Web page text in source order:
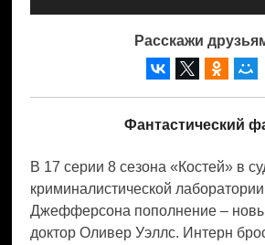
Расскажи
Фантастический
В 17 серии 8 сезона «Костей» в
криминалистической лаборатории
Джефферсона пополнение –
доктор Оливер Уэллс. Интерн